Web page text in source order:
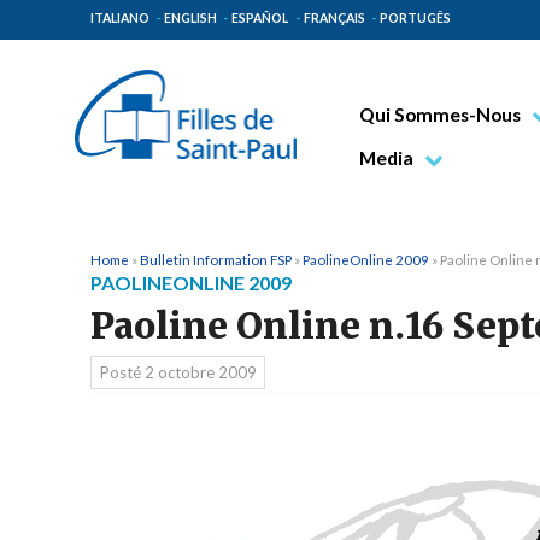
ITALIANO ENGLISH ESPAÑOL FRANÇAIS PORTUGÊS
Qui Sommes-Nous
Bienheureux Jacques
Lieux d’origine
Media
Home »Bulletin Information FSP »PaolineOnline 2009 » Paoline Online
PAOLINEONLINE 2009
Paoline Online n.16
Posté 2 octobre 2009